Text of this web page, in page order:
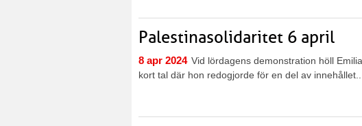
Palestinasolidaritet 6 april
8 apr 2024 Vid lördagens demonstration höll
kort tal där hon redogjorde för en del av innehållet...